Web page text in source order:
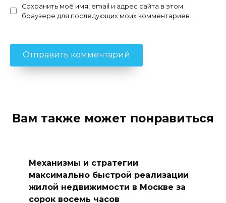
Сохранить моё имя, email и адрес сайта в этом
браузере для последующих моих комментариев.
Вам также может понравиться
Механизмы и стратегии
максимально быстрой реализации
жилой недвижимости в Москве за
сорок восемь часов